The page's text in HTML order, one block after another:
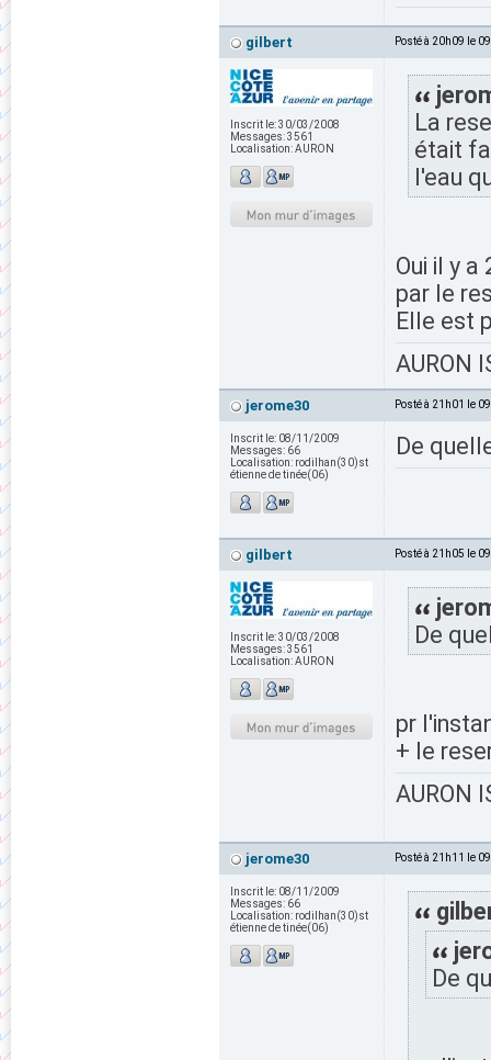
gilbert Posté à 20h09 le
Inscrit le:30/03/2008
Messages:3561
Localisation:AURON
La
était
l'eau
Oui il y
par le
Elle est
AURON
jerome30 Posté à 21h01 le
Inscrit le: 08/11/2009
Messages: 66
Localisation: rodilhan(30)st
étienne de tinée(06)
De
gilbert Posté à 21h05 le
Inscrit le:30/03/2008
Messages:3561
Localisation:AURON
De
pr
+ le
AURON
jerome30 Posté à 21h11 le
Inscrit le: 08/11/2009
Messages: 66
Localisation: rodilhan(30)st
étienne de tinée(06)
De